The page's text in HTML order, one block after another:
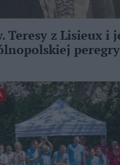
Teresy z Lisieux i